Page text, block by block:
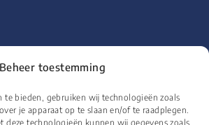
Beheer toestemming
te bieden, gebruiken wij technologieën zoals
je apparaat op te slaan en/of te raadplegen.
deze technologieën kunnen wij gegevens zoals
227